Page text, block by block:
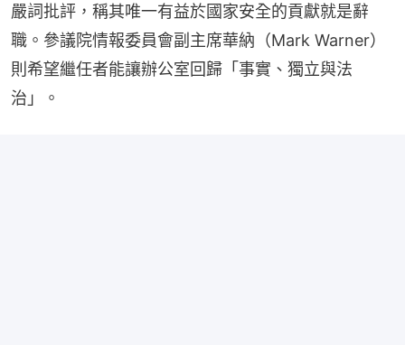
嚴詞批評，稱其唯一有益於國家安全的貢獻就是辭
職。參議院情報委員會副主席華納（Mark Warner）
則希望繼任者能讓辦公室回歸「事實、獨立與法
治」。